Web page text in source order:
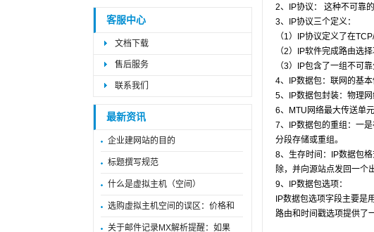
客服中心
文档下载
售后服务
联系我们
最新资讯
企业建网站的目的
标题撰写规范
什么是虚拟主机（空间）
选购虚拟主机空间的误区：价格和
关于邮件记录MX解析提醒：如果
2、IP协议： 这种不可靠
3、IP协议三个定义：
（1）IP协议定义了在
（2）IP软件完成路由选
（3）IP包含了一组不可
4、IP数据包：联网的基
5、IP数据包封装：物理
6、MTU网络最大传送单
7、IP数据包的重组：一
分段存储或重组。
8、生存时间：IP数据包
除，并向源站点发回一个
9、IP数据包选项：
IP数据包选项字段主要是
路由和时间戳选项提供了